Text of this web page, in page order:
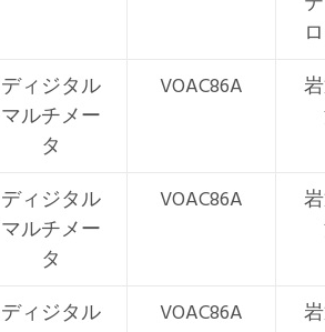
ディジタル
マルチメー
タ
VOAC86A
ディジタル
マルチメー
タ
VOAC86A
ディジタル
VOAC86A